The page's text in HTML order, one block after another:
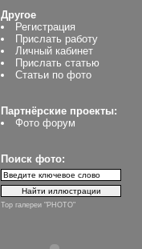
Другое
Регистрация
Прислать работу
Личный кабинет
Прислать статью
Статьи по фото
Партнёрские проекты:
Фото форум
Поиск фото:
Top галереи "PHOTO"